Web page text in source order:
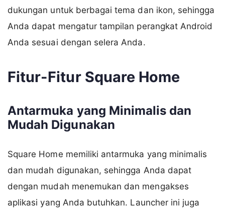
dukungan untuk berbagai tema dan ikon, sehingga
Anda dapat mengatur tampilan perangkat Android
Anda sesuai dengan selera Anda.
Fitur-Fitur Square Home
Antarmuka yang Minimalis dan
Mudah Digunakan
Square Home memiliki antarmuka yang minimalis
dan mudah digunakan, sehingga Anda dapat
dengan mudah menemukan dan mengakses
aplikasi yang Anda butuhkan. Launcher ini juga